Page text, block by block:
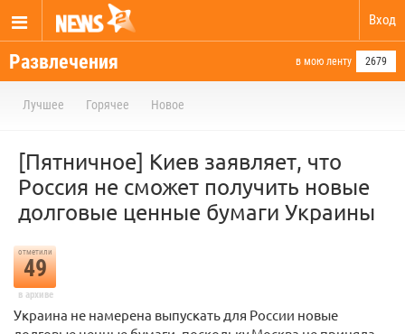
Вход
Развлечения в мою ленту 2679
Лучшее Горячее Новое
[Пятничное] Киев заявляет, что
Россия не сможет получить новые
долговые ценные бумаги Украины
отметили
49
в архиве
Украина не намерена выпускать для России новые